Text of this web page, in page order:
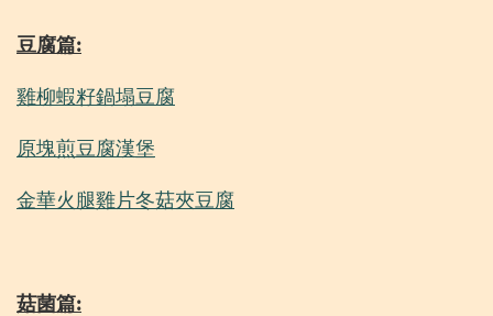
豆腐篇:
雞柳蝦籽鍋塌豆腐
原塊煎豆腐漢堡
金華火腿雞片冬菇夾豆腐
菇菌篇: